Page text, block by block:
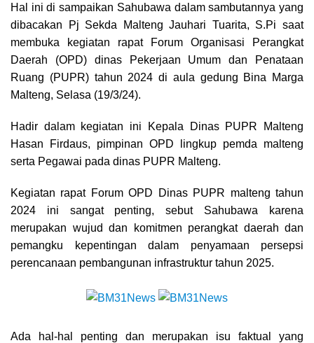
Hal ini di sampaikan Sahubawa dalam sambutannya yang
dibacakan Pj Sekda Malteng Jauhari Tuarita, S.Pi saat
membuka kegiatan rapat Forum Organisasi Perangkat
Daerah (OPD) dinas Pekerjaan Umum dan Penataan
Ruang (PUPR) tahun 2024 di aula gedung Bina Marga
Malteng, Selasa (19/3/24).
Hadir dalam kegiatan ini Kepala Dinas PUPR Malteng
Hasan Firdaus, pimpinan OPD lingkup pemda malteng
serta Pegawai pada dinas PUPR Malteng.
Kegiatan rapat Forum OPD Dinas PUPR malteng tahun
2024 ini sangat penting, sebut Sahubawa karena
merupakan wujud dan komitmen perangkat daerah dan
pemangku kepentingan dalam penyamaan persepsi
perencanaan pembangunan infrastruktur tahun 2025.
Ada hal-hal penting dan merupakan isu faktual yang